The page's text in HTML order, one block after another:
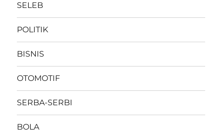
SELEB
POLITIK
BISNIS
OTOMOTIF
SERBA-SERBI
BOLA